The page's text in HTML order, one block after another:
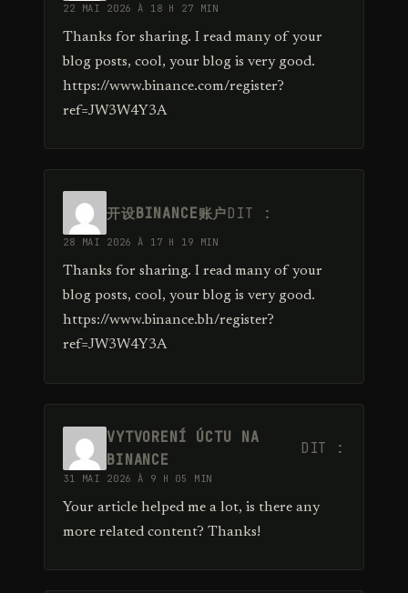
22 MAI 2026 À 18 H 27 MIN
Thanks for sharing. I read many of your
blog posts, cool, your blog is very good.
https://www.binance.com/register?
ref=JW3W4Y3A
开设BINANCE账户DIT :
28 MAI 2026 À 17 H 19 MIN
Thanks for sharing. I read many of your
blog posts, cool, your blog is very good.
https://www.binance.bh/register?
ref=JW3W4Y3A
VYTVORENÍ ÚCTU NA
BINANCE
DIT :
31 MAI 2026 À 9 H 05 MIN
Your article helped me a lot, is there any
more related content? Thanks!